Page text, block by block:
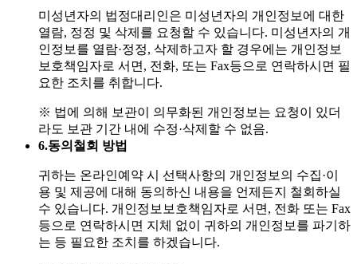
미성년자의 법정대리인은 미성년자의 개인정보에 대한
열람, 정정 및 삭제를 요청할 수 있습니다. 미성년자의 개
인정보를 열람·정정, 삭제하고자 할 경우에는 개인정보
보호책임자로 서면, 전화, 또는 Fax등으로 연락하시면 필
요한 조치를 취합니다.
※ 법에 의해 보관이 의무화된 개인정보는 요청이 있더
라도 보관 기간 내에 수정·삭제할 수 없음.
6.동의철회 방법
귀하는 온라인예약 시 선택사항의 개인정보의 수집·이
용 및 제공에 대해 동의하신 내용을 언제든지 철회하실
수 있습니다. 개인정보보호책임자로 서면, 전화 또는 Fax
등으로 연락하시면 지체 없이 귀하의 개인정보를 파기하
는 등 필요한 조치를 하겠습니다.